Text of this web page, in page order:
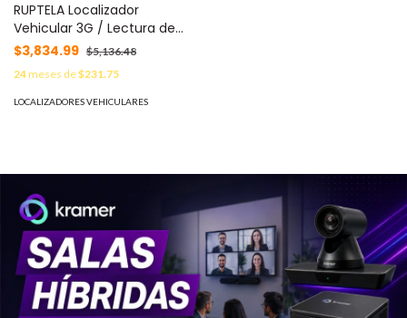
RUPTELA Localizador
Vehicular 3G / Lectura de
OBD (Combustible,
Temperatura, RPM) / Ideal
para Vehiculos Ligeros / Anti
Jammer / Conexión rapida
$3,834.99 $5,136.48
24meses de$231.75
LOCALIZADORES VEHICULARES